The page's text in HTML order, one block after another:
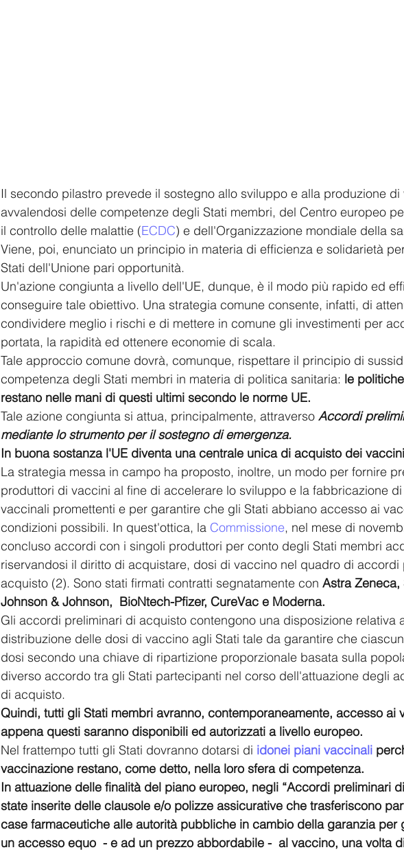
Il secondo pilastro prevede il sostegno allo sviluppo e alla produzione
avvalendosi delle competenze degli Stati membri, del Centro europeo
il controllo delle malattie (ECDC) e dell'Organizzazione mondiale della
Viene, poi, enunciato un principio in materia di efficienza e solidarietà
Stati dell'Unione pari opportunità.
Un'azione congiunta a livello dell'UE, dunque, è il modo più rapido ed
conseguire tale obiettivo. Una strategia comune consente, infatti, di
condividere meglio i rischi e di mettere in comune gli investimenti per
portata, la rapidità ed ottenere economie di scala.
Tale approccio comune dovrà, comunque, rispettare il principio di
competenza degli Stati membri in materia di politica sanitaria: le
restano nelle mani di questi ultimi secondo le norme UE.
Tale azione congiunta si attua, principalmente, attraverso Accordi
mediante lo strumento per il sostegno di emergenza.
In buona sostanza l'UE diventa una centrale unica di acquisto dei
La strategia messa in campo ha proposto, inoltre, un modo per fornire
produttori di vaccini al fine di accelerare lo sviluppo e la fabbricazione
vaccinali promettenti e per garantire che gli Stati abbiano accesso ai
condizioni possibili. In quest'ottica, la Commissione, nel mese di
concluso accordi con i singoli produttori per conto degli Stati membri
riservandosi il diritto di acquistare, dosi di vaccino nel quadro di accordi
acquisto (2). Sono stati firmati contratti segnatamente con Astra Zeneca,
Johnson & Johnson,  BioNtech-Pfizer, CureVac e Moderna.
Gli accordi preliminari di acquisto contengono una disposizione relativa
distribuzione delle dosi di vaccino agli Stati tale da garantire che
dosi secondo una chiave di ripartizione proporzionale basata sulla
diverso accordo tra gli Stati partecipanti nel corso dell'attuazione degli
di acquisto.
Quindi, tutti gli Stati membri avranno, contemporaneamente, accesso ai
appena questi saranno disponibili ed autorizzati a livello europeo.
Nel frattempo tutti gli Stati dovranno dotarsi di idonei piani vaccinali
vaccinazione restano, come detto, nella loro sfera di competenza.
In attuazione delle finalità del piano europeo, negli “Accordi preliminari
state inserite delle clausole e/o polizze assicurative che trasferiscono
case farmaceutiche alle autorità pubbliche in cambio della garanzia per
un accesso equo  - e ad un prezzo abbordabile -  al vaccino, una volta